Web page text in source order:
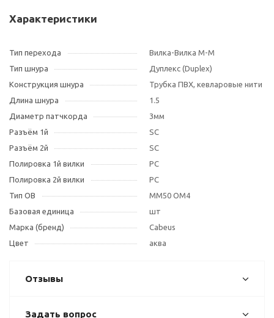
Характеристики
Тип перехода
Вилка-Вилка M-M
Тип шнура
Дуплекс (Duplex)
Конструкция шнура
Трубка ПВХ, кевларовые нити
Длина шнура
1.5
Диаметр патчкорда
3мм
Разъём 1й
SC
Разъём 2й
SC
Полировка 1й вилки
PC
Полировка 2й вилки
PC
Тип OB
MM50 ОМ4
Базовая единица
шт
Марка (бренд)
Cabeus
Цвет
аква
Отзывы
Задать вопрос